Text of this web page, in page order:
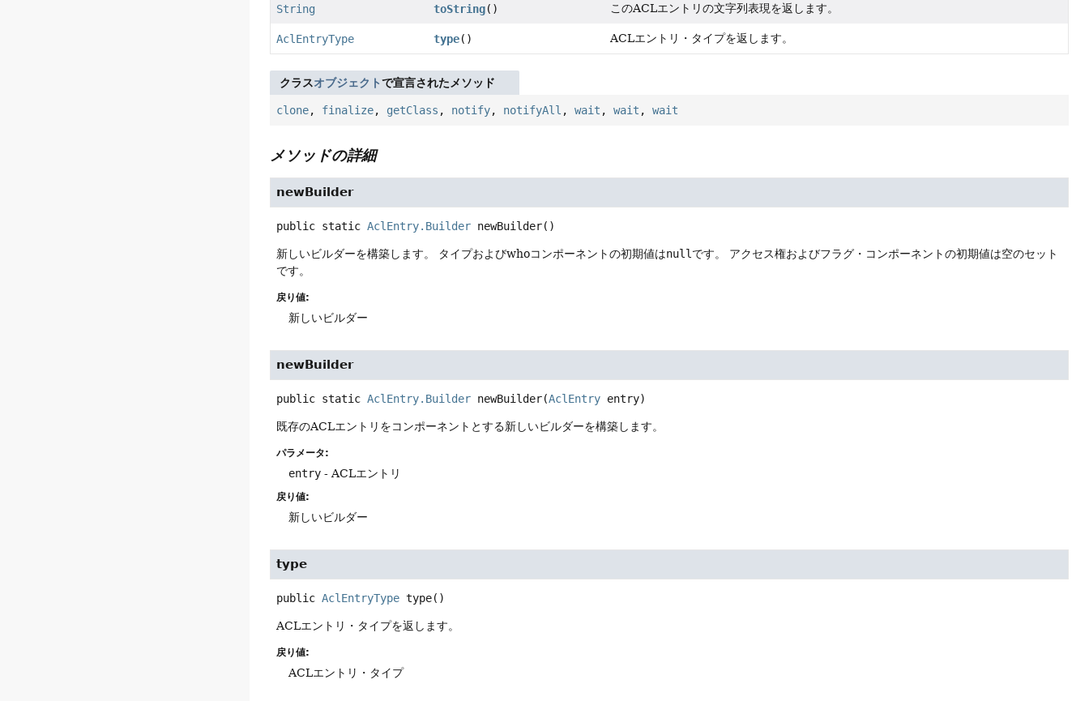
String toString() このACLエントリの文字列表現を返します。
AclEntryType type() ACLエントリ・タイプを返します。
クラスオブジェクトで宣言されたメソッド
clone, finalize, getClass , notify, notifyAll ,wait ,wait ,wait
メソッドの詳細
newBuilder
public static AclEntry.Builder newBuilder()
新しいビルダーを構築します。 タイプおよびwhoコンポーネントの初期値はnull です。
アクセス権およびフラグ・コンポーネントの初期値は空のセット
です。
戻り値:
新しいビルダー
newBuilder
public static AclEntry.Builder newBuilder(AclEntry entry)
既存のACLエントリをコンポーネントとする新しいビルダーを構築します。
パラメータ:
entry - ACLエントリ
戻り値:
新しいビルダー
type
public AclEntryType type()
ACLエントリ・タイプを返します。
戻り値:
ACLエントリ・タイプ